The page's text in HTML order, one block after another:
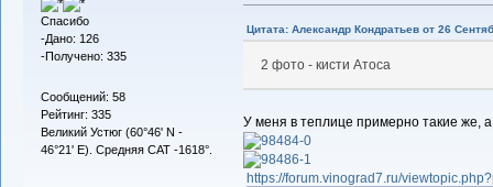
Спасибо
-Дано: 126
-Получено: 335
Сообщений: 58
Рейтинг: 335
Великий Устюг (60°46' N -
46°21' E). Средняя САТ -1618°.
Цитата: Александр Кондратьев от 26
2 фото - кисти Атоса
У меня в теплице примерно такие же,
https://forum.vinograd7.ru/